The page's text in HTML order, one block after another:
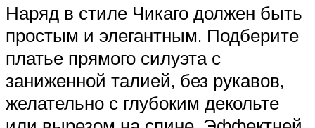
Наряд в стиле Чикаго должен быть
простым и элегантным. Подберите
платье прямого силуэта с
заниженной талией, без рукавов,
желательно с глубоким декольте